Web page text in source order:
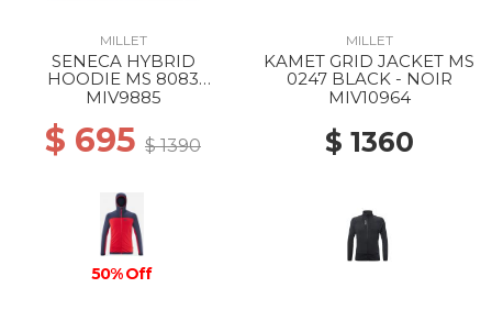
MILLET
SENECA HYBRID
HOODIE MS 8083
ROUGE/SAPHIR
MIV9885
$ 695 $ 1390
50% Off
MILLET
KAMET GRID JACKET MS
0247 BLACK - NOIR
MIV10964
$ 1360